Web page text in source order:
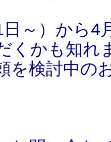
～）から4
くかも知れ
を検討中の